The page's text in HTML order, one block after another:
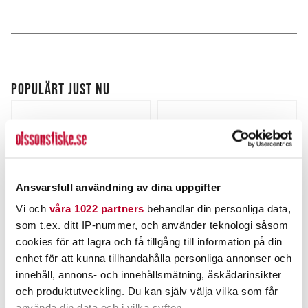
Ansvarsfull användning av dina uppgifter
Vi och våra 1022 partners behandlar din personliga data,
som t.ex. ditt IP-nummer, och använder teknologi såsom
cookies för att lagra och få tillgång till information på din
enhet för att kunna tillhandahålla personliga annonser och
innehåll, annons- och innehållsmätning, åskådarinsikter
och produktutveckling. Du kan själv välja vilka som får
POPULÄRT JUST NU
ABU GARCIA
Abu Konvoj K/Red-
S/Green.
Nuvarande pris:
89,00 krTidigare pris:
89,00 kr
Abu Ambassadeur 7000i
Salmon Special LC (m).
Nuvarande pris
1 595,00 kr1 595,00 kr